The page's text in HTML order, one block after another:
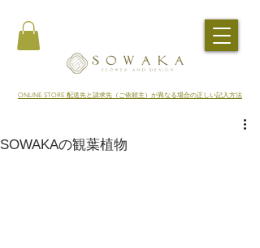
​ONLINE STORE 配送先と請求先（ご依頼主）が異なる場合の正しい記入方法
SOWAKAの観葉植物